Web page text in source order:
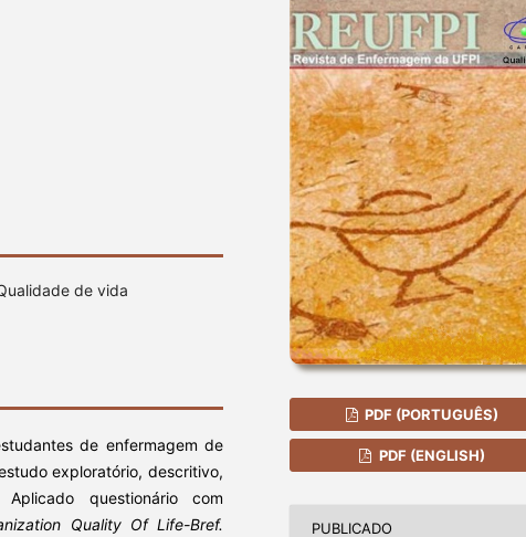
de vida
de enfermagem de
exploratório, descritivo,
questionário com
Quality Of Life-Bref.
PDF (PORTUGUÊS)
PDF (ENGLISH)
PUBLICADO